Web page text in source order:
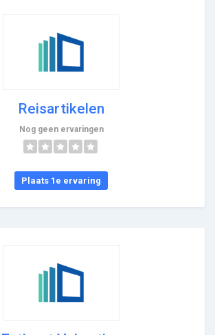
Reisartikelen
Nog geen ervaringen
Plaats 1e ervaring